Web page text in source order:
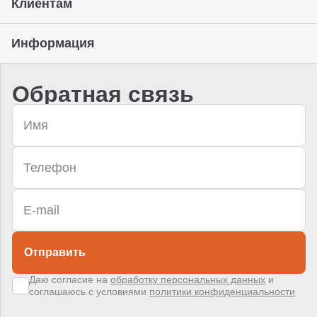
Клиентам
Информация
Обратная связь
Отправить
Даю согласие на обработку персональных данных и
соглашаюсь с условиями политики конфиденциальности